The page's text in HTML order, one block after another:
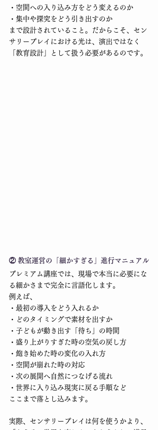
・空間への入り込み方をどう変えるのか
・集中や探究をどう引き出すのか
まで設計されていること。だからこそ、セン
サリープレイにおける光は、演出ではなく
「教育設計」として扱う必要があるのです。
② 教室運営の「細かすぎる」進行マニュアル
プレミアム講座では、現場で本当に必要にな
る細かさまで完全に言語化します。
例えば、
・最初の導入をどう入れるか
・どのタイミングで素材を出すか
・子どもが動き出す「待ち」の時間
・盛り上がりすぎた時の空気の戻し方
・飽き始めた時の変化の入れ方
・空間が崩れた時の対応
・次の展開へ自然につなげる流れ
・世界に入り込み現実に戻る手順など
ここまで落とし込みます。
実際、センサリープレイは何を使うかより、